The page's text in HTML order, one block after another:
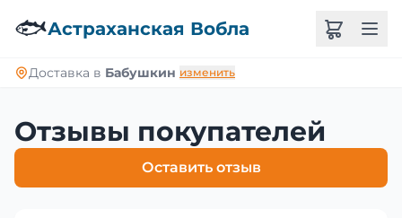
🐟Астраханская Вобла
Доставка в Бабушкин изменить
Отзывы покупателей
Оставить отзыв